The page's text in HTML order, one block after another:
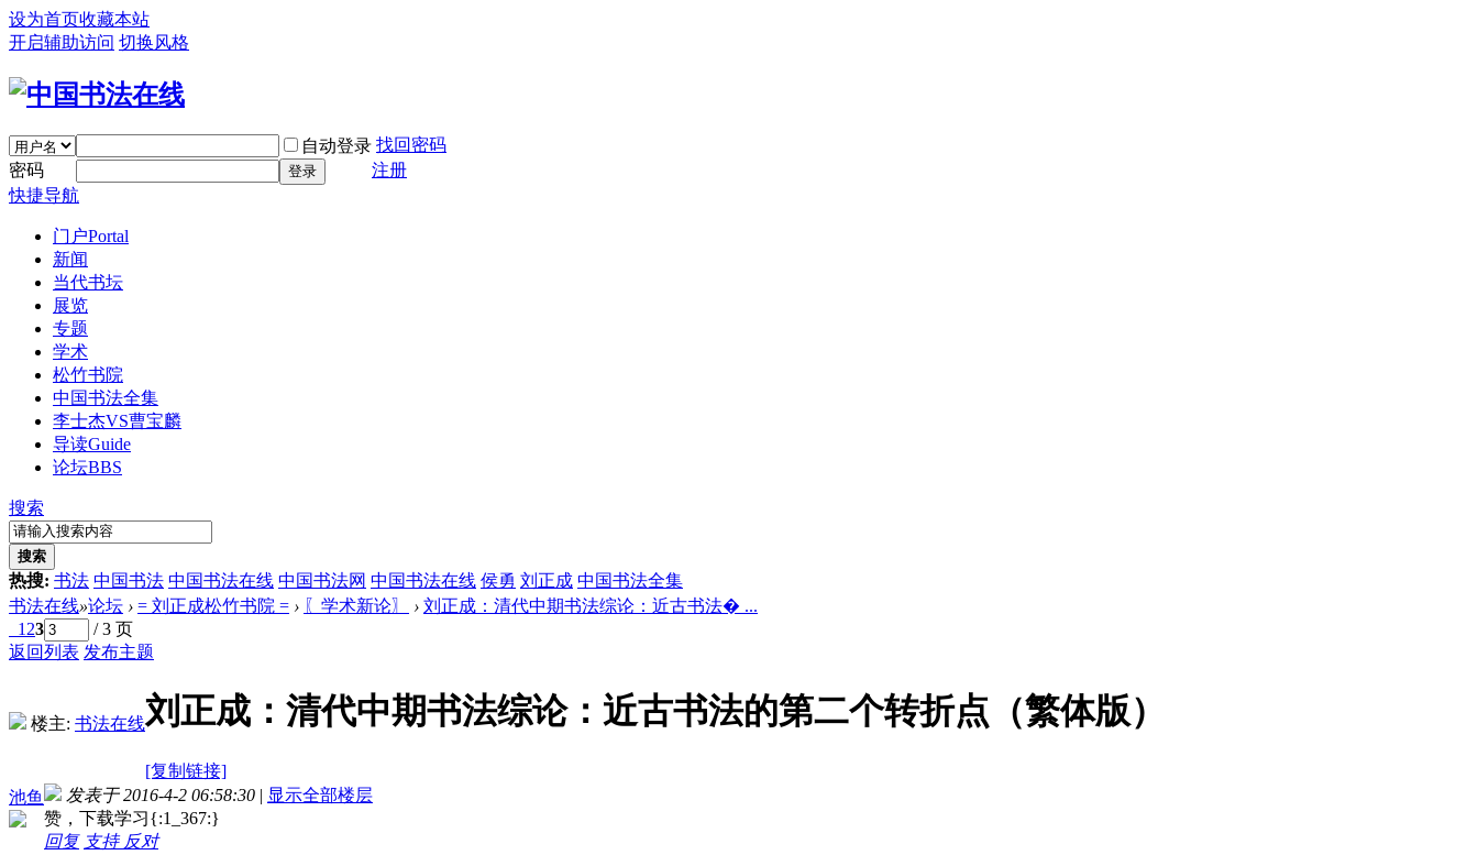
设为首页收藏本站
开启辅助访问 切换风格
自动登录 找回密码
密码
登录
注册
快捷导航
门户Portal
新闻
当代书坛
展览
专题
学术
松竹书院
中国书法全集
李士杰VS曹宝麟
导读Guide
论坛BBS
搜索
搜索
热搜: 书法 中国书法 中国书法在线 中国书法网 中国书法在线 侯勇 刘正成 中国书法全集
书法在线»论坛 › = 刘正成松竹书院 = › 〖学术新论〗 › 刘正成：清代中期书法综论：近古书法� ...
1 23
/ 3 页
返回列表 发布主题
楼主: 书法在线刘正成：清代中期书法综论：近古书法的第二个转折点（繁体版）
[复制链接]
池鱼
发表于 2016-4-2 06:58:30 | 显示全部楼层
赞，下载学习{:1_367:}
回复 支持 反对